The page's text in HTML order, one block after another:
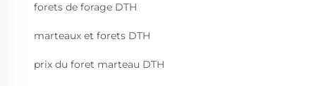
forets de forage DTH
marteaux et forets DTH
prix du foret marteau DTH